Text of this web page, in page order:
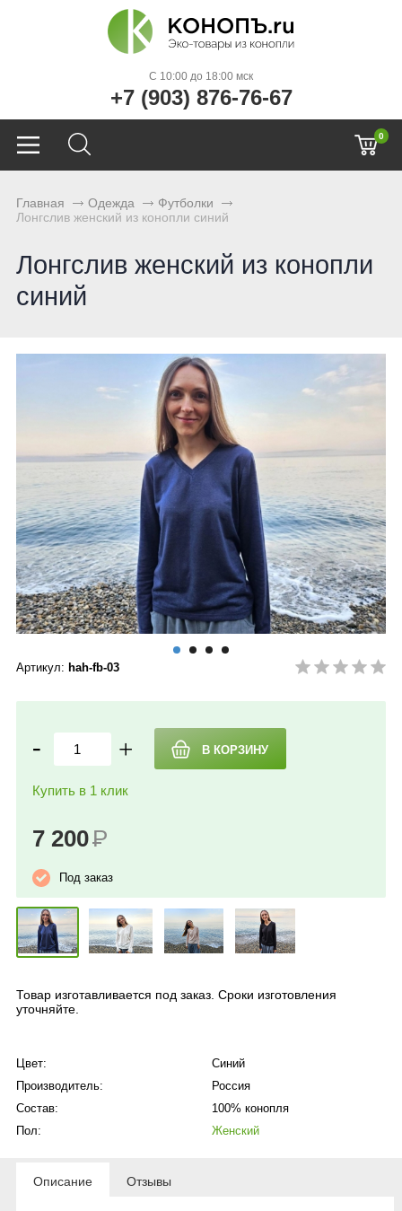
C 10:00 до 18:00 мск
+7 (903) 876-76-67
0
Главная Одежда
Футболки
Лонгслив женский из конопли синий
Лонгслив женский из конопли
синий
Артикул: hah-fb-03
- +
Купить в 1 клик
7 200Р
Под заказ
Товар изготавливается под заказ. Сроки изготовления
уточняйте.
Цвет:
Синий
Производитель:
Россия
Состав:
100% конопля
Пол:
Женский
Описание Отзывы